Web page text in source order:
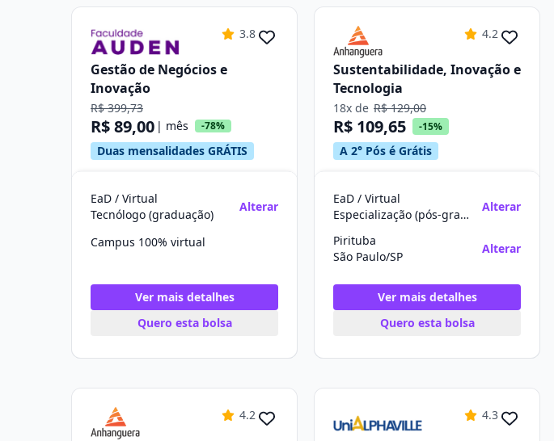
3.8
Gestão de Negócios e
Inovação
R$ 399,73
R$ 89,00 | mês -78%
Duas mensalidades GRÁTIS
EaD / Virtual
Tecnólogo (graduação)
Alterar
Campus 100% virtual
Ver mais detalhes
Quero esta bolsa
4.2
Sustentabilidade, Inovação e
Tecnologia
18x de R$ 129,00
R$ 109,65 -15%
A 2° Pós é Grátis
EaD / Virtual
Especialização (pós-graduação)
Alterar
Pirituba
São Paulo/SP
Alterar
Ver mais detalhes
Quero esta bolsa
4.2 4.3